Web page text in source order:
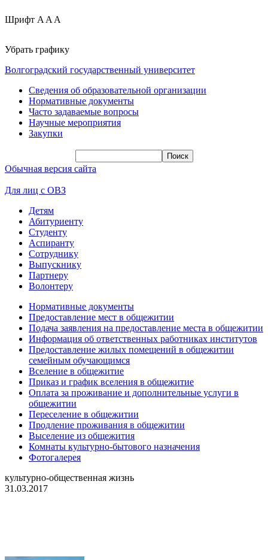
Шрифт A A A
Убрать графику
Волгоградский государственный университет
Сведения об образовательной организации
Нормативные документы
Часто задаваемые вопросы
Научные мероприятия
Закупки
Обычная версия сайта
Для лиц с ОВЗ
Детям
Абитуриенту
Студенту
Аспиранту
Сотруднику
Выпускнику
Партнеру
Волонтеру
Нормативные документы
Предоставление мест в общежитии
Подача заявления на предоставление места в общежитии
Информация об ответственных работниках институтов
Предоставление жилых помещений в общежитии
семейным обучающимся
Вселение в общежитие
Приказ и график вселения в общежитие
Оплата за проживание и дополнительные услуги в
общежитии
Переселение в общежитии
Продление проживания в общежитии
Выселение из общежития
Комнаты культурно-бытового назначения
Фотогалерея
культурно-общественная жизнь
31.03.2017